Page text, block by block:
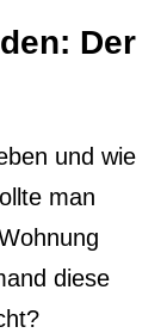
Der
und wie
man
diese